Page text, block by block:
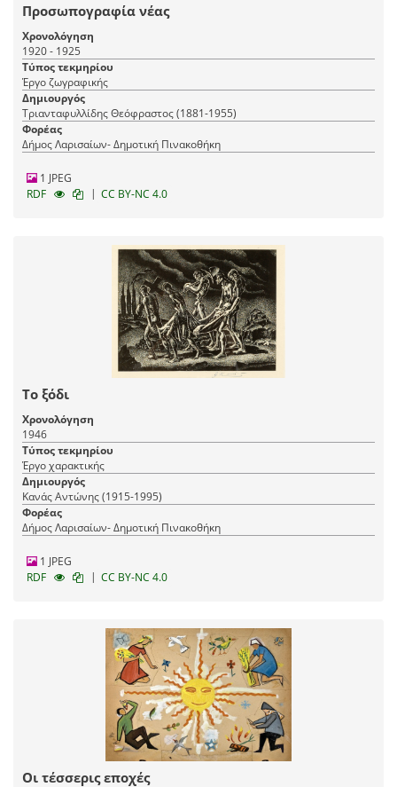
Προσωπογραφία νέας
Χρονολόγηση
1920 - 1925
Τύπος τεκμηρίου
Έργο ζωγραφικής
Δημιουργός
Τριανταφυλλίδης Θεόφραστος (1881-1955)
Φορέας
Δήμος Λαρισαίων- Δημοτική Πινακοθήκη
1 JPEG
RDF
| CC BY-NC 4.0
Το ξόδι
Χρονολόγηση
1946
Τύπος τεκμηρίου
Έργο χαρακτικής
Δημιουργός
Κανάς Αντώνης (1915-1995)
Φορέας
Δήμος Λαρισαίων- Δημοτική Πινακοθήκη
1 JPEG
RDF
| CC BY-NC 4.0
Οι τέσσερις εποχές